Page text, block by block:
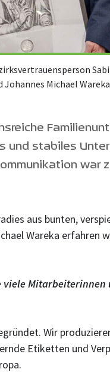
Michael Wareka
und stabiles
war
aus bunten,
Wareka erfahren
viele
Wir
Etiketten und